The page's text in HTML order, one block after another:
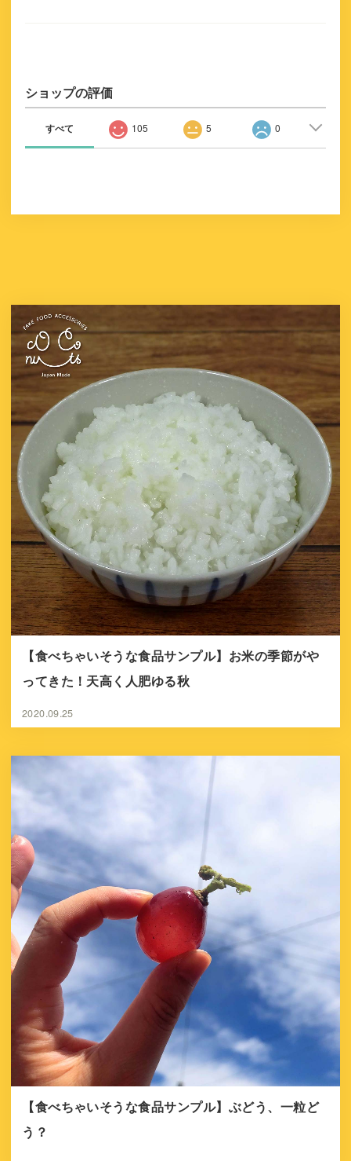
ショップの評価
すべて 105 5 0
【食べちゃいそうな食品サンプル】お米の季節がや
ってきた！天高く人肥ゆる秋
2020.09.25
【食べちゃいそうな食品サンプル】ぶどう、一粒ど
う？